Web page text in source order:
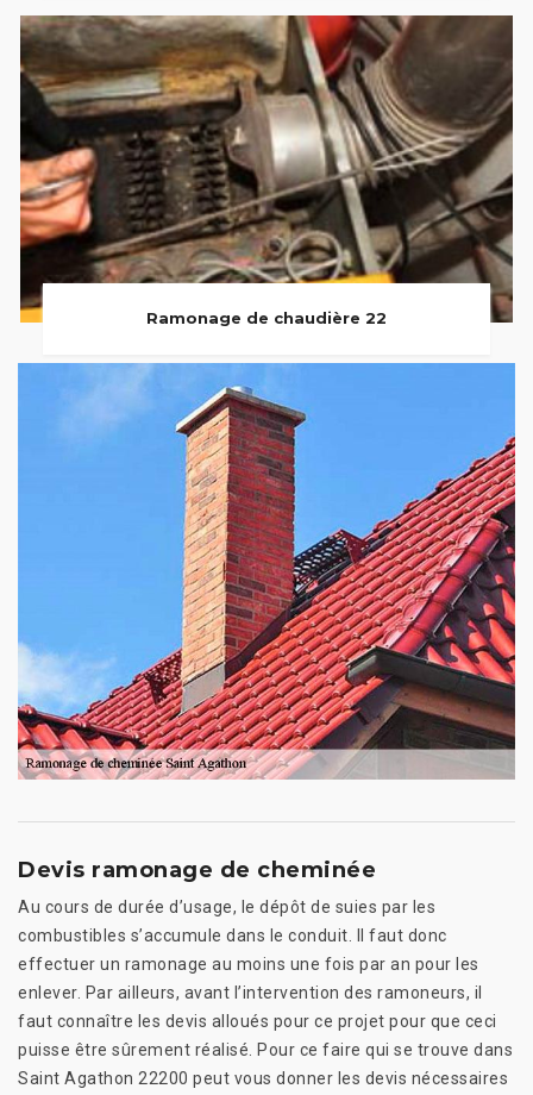
Ramonage de chaudière 22
Devis ramonage de cheminée
Au cours de durée d’usage, le dépôt de suies par les
combustibles s’accumule dans le conduit. Il faut donc
effectuer un ramonage au moins une fois par an pour les
enlever. Par ailleurs, avant l’intervention des ramoneurs, il
faut connaître les devis alloués pour ce projet pour que ceci
puisse être sûrement réalisé. Pour ce faire qui se trouve dans
Saint Agathon 22200 peut vous donner les devis nécessaires